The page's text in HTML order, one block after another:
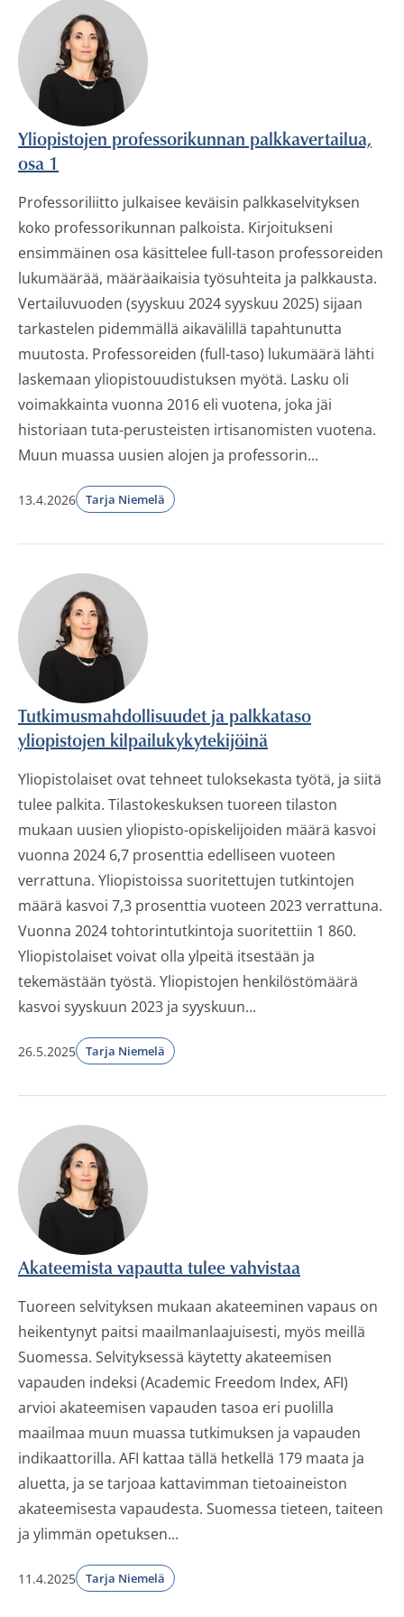
Yliopistojen professorikunnan palkkavertailua,
osa 1
Professoriliitto julkaisee keväisin palkkaselvityksen
koko professorikunnan palkoista. Kirjoitukseni
ensimmäinen osa käsittelee full-tason professoreiden
lukumäärää, määräaikaisia työsuhteita ja palkkausta.
Vertailuvuoden (syyskuu 2024 syyskuu 2025) sijaan
tarkastelen pidemmällä aikavälillä tapahtunutta
muutosta. Professoreiden (full-taso) lukumäärä lähti
laskemaan yliopistouudistuksen myötä. Lasku oli
voimakkainta vuonna 2016 eli vuotena, joka jäi
historiaan tuta-perusteisten irtisanomisten vuotena.
Muun muassa uusien alojen ja professorin...
13.4.2026 Tarja Niemelä
Tutkimusmahdollisuudet ja palkkataso
yliopistojen kilpailukykytekijöinä
Yliopistolaiset ovat tehneet tuloksekasta työtä, ja siitä
tulee palkita. Tilastokeskuksen tuoreen tilaston
mukaan uusien yliopisto-opiskelijoiden määrä kasvoi
vuonna 2024 6,7 prosenttia edelliseen vuoteen
verrattuna. Yliopistoissa suoritettujen tutkintojen
määrä kasvoi 7,3 prosenttia vuoteen 2023 verrattuna.
Vuonna 2024 tohtorintutkintoja suoritettiin 1 860.
Yliopistolaiset voivat olla ylpeitä itsestään ja
tekemästään työstä. Yliopistojen henkilöstömäärä
kasvoi syyskuun 2023 ja syyskuun...
26.5.2025 Tarja Niemelä
Akateemista vapautta tulee vahvistaa
Tuoreen selvityksen mukaan akateeminen vapaus on
heikentynyt paitsi maailmanlaajuisesti, myös meillä
Suomessa. Selvityksessä käytetty akateemisen
vapauden indeksi (Academic Freedom Index, AFI)
arvioi akateemisen vapauden tasoa eri puolilla
maailmaa muun muassa tutkimuksen ja vapauden
indikaattorilla. AFI kattaa tällä hetkellä 179 maata ja
aluetta, ja se tarjoaa kattavimman tietoaineiston
akateemisesta vapaudesta. Suomessa tieteen, taiteen
ja ylimmän opetuksen...
11.4.2025 Tarja Niemelä